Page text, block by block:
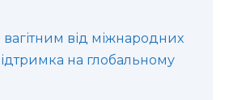
від міжнародних
на глобальному